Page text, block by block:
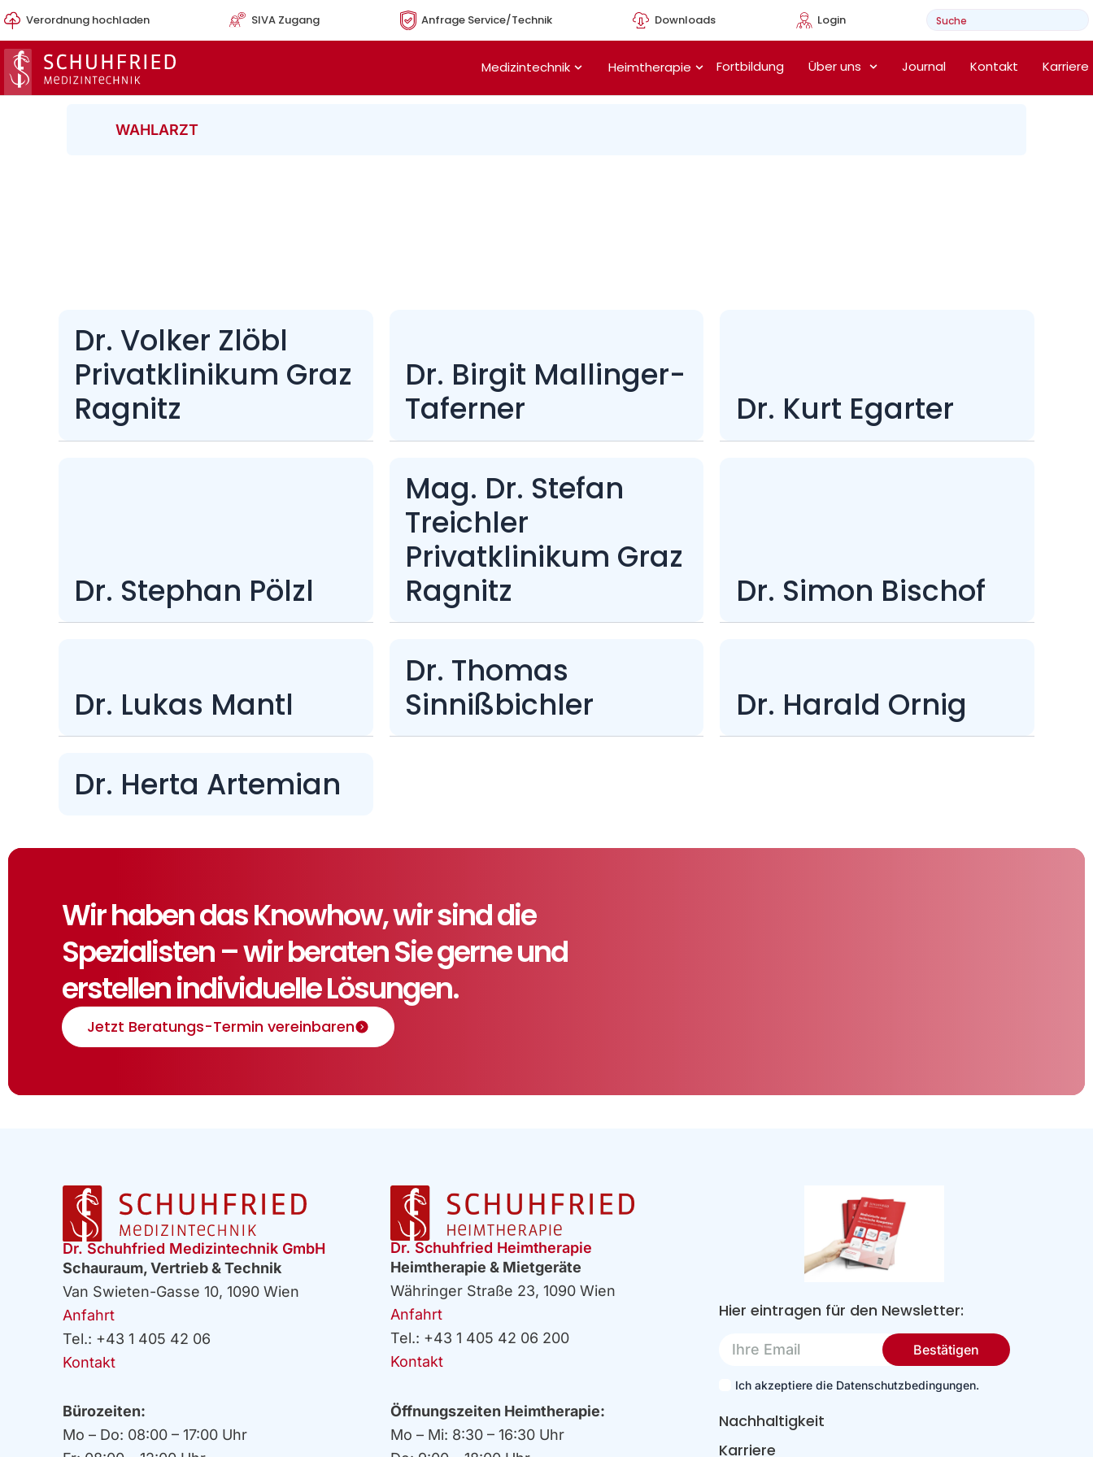
Zum
Inhalt
springen
Verordnung hochladen SIVA Zugang Anfrage Service/Technik Downloads Login
Medizintechnik Öffne Medizintechnik
Heimtherapie Öffne Heimtherapie
Fortbildung Über uns Journal Kontakt Karriere
WAHLARZT
Dr. Volker Zlöbl
Privatklinikum Graz
Ragnitz
Dr. Birgit Mallinger-
Taferner
Dr. Kurt Egarter
Dr. Stephan Pölzl
Mag. Dr. Stefan
Treichler
Privatklinikum Graz
Ragnitz
Dr. Simon Bischof
Dr. Lukas Mantl
Dr. Thomas
Sinnißbichler
Dr. Harald Ornig
Dr. Herta Artemian
Wir haben das Knowhow, wir sind die
Spezialisten – wir beraten Sie gerne und
erstellen individuelle Lösungen.
Jetzt Beratungs-Termin vereinbaren
Dr. Schuhfried Medizintechnik GmbH
Schauraum, Vertrieb & Technik
Van Swieten-Gasse 10, 1090 Wien
Anfahrt
Tel.: +43 1 405 42 06
Kontakt
Bürozeiten:
Mo – Do: 08:00 – 17:00 Uhr
Dr. Schuhfried Heimtherapie
Heimtherapie & Mietgeräte
Währinger Straße 23, 1090 Wien
Anfahrt
Tel.: +43 1 405 42 06 200
Kontakt
Öffnungszeiten Heimtherapie:
Mo – Mi: 8:30 – 16:30 Uhr
Hier eintragen für den Newsletter:
Email
Ich akzeptiere die Datenschutzbedingungen.
Bestätigen
Nachhaltigkeit
Karriere